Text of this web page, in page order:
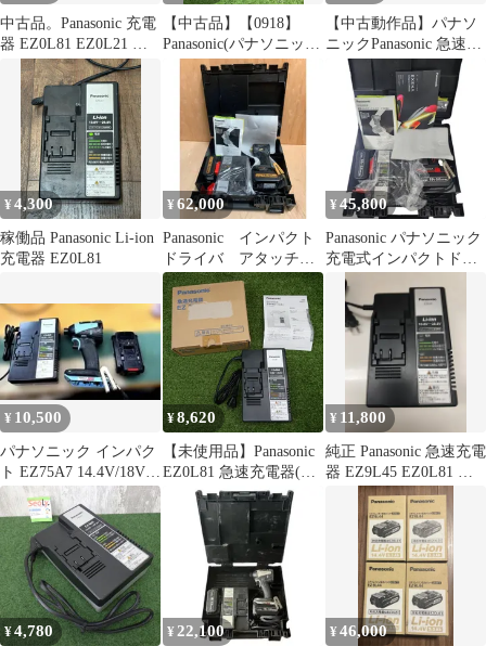
中古品。Panasonic 充電
器 EZ0L81 EZ0L21 本
【中古品】【0918】
Panasonic(パナソニッ
ク) 14.4v4.2Ahリチウム
イオン電池パックLSタ
イプ(適合充電器
EZ0L81) EZ9L45
ITT7ER7RRDPC
【中古動作品】パナソ
ニックPanasonic 急速充
電器 EZ0L81●アクトツ
ール富山店●レ
¥4,300
稼働品 Panasonic Li-ion
充電器 EZ0L81
¥62,000
Panasonic インパクト
ドライバ アタッチメ
ントなしセット
EZ1PD1T1G Black &
Gold
¥ 45,800
Panasonic パナソニック
充電式インパクトドラ
イバ EZ1PD1J18D-R
18V レッド/ブラック
EZ9L54×2個 充電器
EZ0L81 【新品】
32607K459
¥ 10,500
パナソニック インパク
ト EZ75A7 14.4V/18V
バッテリー＆充電器
¥8,620
【未使用品】Panasonic
EZ0L81 急速充電器(ス
ライド式リチウムイオ
ン電池専用) 10.8V-
28.8V [0169]
¥ 11,800
純正 Panasonic 急速充電
器 EZ9L45 EZ0L81 充
¥4,780 ¥ 22,100 ¥46,000